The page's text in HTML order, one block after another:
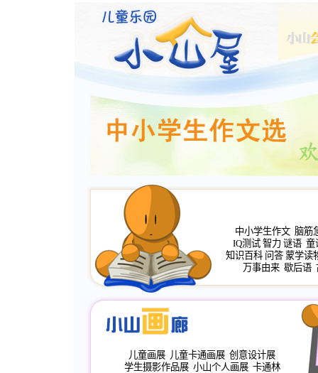
中小学生作文 脑筋
IQ测试 智力 谜语 童
知识百科 问答 蒙学读
万事由来 歇后语
儿童画展 儿童卡通画展 创意设计展
学生摄影作品展 小山个人画展 卡通林